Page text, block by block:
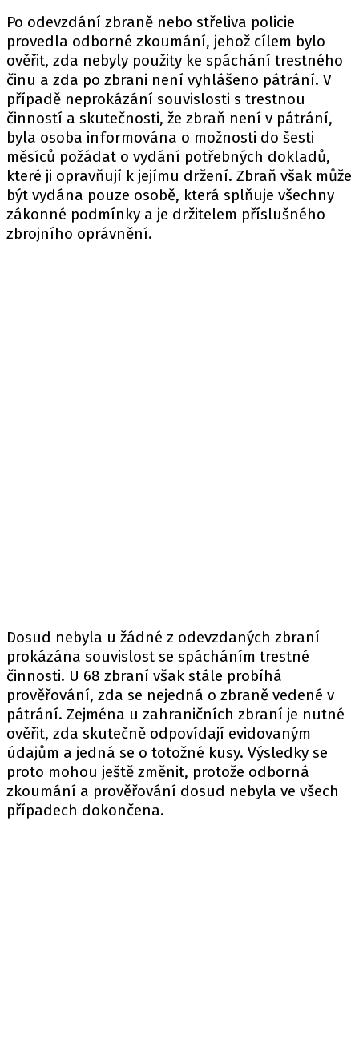
Po odevzdání zbraně nebo střeliva policie
provedla odborné zkoumání, jehož cílem bylo
ověřit, zda nebyly použity ke spáchání trestného
činu a zda po zbrani není vyhlášeno pátrání. V
případě neprokázání souvislosti s trestnou
činností a skutečnosti, že zbraň není v pátrání,
byla osoba informována o možnosti do šesti
měsíců požádat o vydání potřebných dokladů,
které ji opravňují k jejímu držení. Zbraň však může
být vydána pouze osobě, která splňuje všechny
zákonné podmínky a je držitelem příslušného
zbrojního oprávnění.
Dosud nebyla u žádné z odevzdaných zbraní
prokázána souvislost se spácháním trestné
činnosti. U 68 zbraní však stále probíhá
prověřování, zda se nejedná o zbraně vedené v
pátrání. Zejména u zahraničních zbraní je nutné
ověřit, zda skutečně odpovídají evidovaným
údajům a jedná se o totožné kusy. Výsledky se
proto mohou ještě změnit, protože odborná
zkoumání a prověřování dosud nebyla ve všech
případech dokončena.